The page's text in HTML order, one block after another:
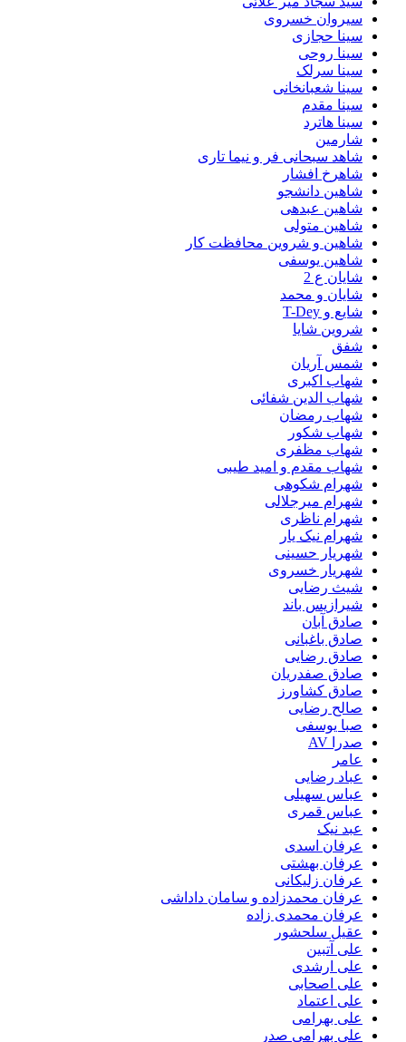
سیروان خسروی
سینا حجازی
سینا روحی
سینا سرلک
سینا شعبانخانی
سینا مقدم
سینا هاترد
شارمین
شاهد سبحانی فر و نیما تاری
شاهرخ افشار
شاهین دانشجو
شاهین عبدهی
شاهین متولی
شاهین و شروین محافظت کار
شاهین یوسفی
شایان ع 2
شایان و محمد
شایع و T-Dey
شروین شایا
شفق
شمس آریان
شهاب اکبری
شهاب الدین شفائی
شهاب رمضان
شهاب شکور
شهاب مظفری
شهاب مقدم و امید طیبی
شهرام شکوهی
شهرام میرجلالی
شهرام ناظری
شهرام نیک یار
شهریار حسینی
شهریار خسروی
شیث رضایی
شیرازیس باند
صادق آبان
صادق باغبانی
صادق رضایی
صادق صفدریان
صادق کشاورز
صالح رضایی
صبا یوسفی
صدرا AV
عامر
عباد رضایی
عباس سهیلی
عباس قمری
عبد نیک
عرفان اسدی
عرفان بهشتی
عرفان زلیکانی
عرفان محمدزاده و سامان داداشی
عرفان محمدی زاده
عقیل سلحشور
علی آتبین
علی ارشدی
علی اصحابی
علی اعتماد
علی بهرامی
علی بهرامی صدر